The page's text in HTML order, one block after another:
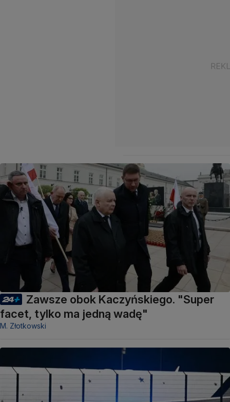
Zawsze obok Kaczyńskiego. "Super
facet, tylko ma jedną wadę"
M. Złotkowski